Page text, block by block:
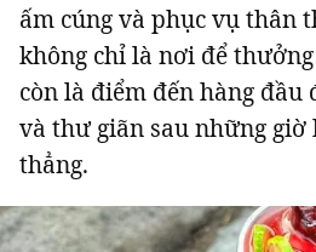
ấm cúng và phục vụ thân
không chỉ là nơi để
còn là điểm đến hàng đầu
và thư giãn sau những giờ
thẳng.